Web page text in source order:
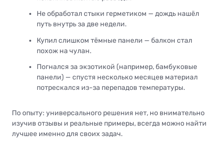
Не обработал стыки герметиком — дождь нашёл
путь внутрь за две недели.
Купил слишком тёмные панели — балкон стал
похож на чулан.
Погнался за экзотикой (например, бамбуковые
панели) — спустя несколько месяцев материал
потрескался из-за перепадов температуры.
По опыту: универсального решения нет, но внимательно
изучив отзывы и реальные примеры, всегда можно найти
лучшее именно для своих задач.